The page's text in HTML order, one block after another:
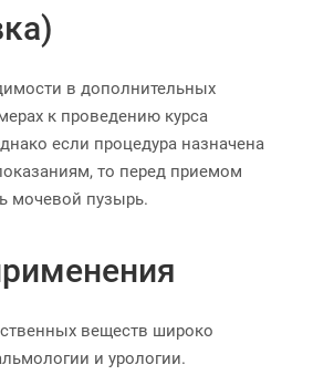
в дополнительных
к проведению курса
если процедура назначена
то перед приемом
мочевой пузырь.
веществ широко
и урологии.